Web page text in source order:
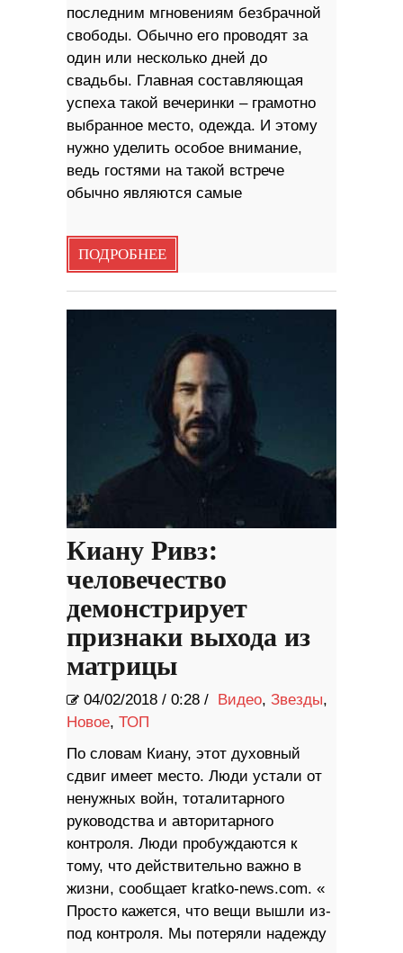
последним мгновениям безбрачной
свободы. Обычно его проводят за
один или несколько дней до
свадьбы. Главная составляющая
успеха такой вечеринки – грамотно
выбранное место, одежда. И этому
нужно уделить особое внимание,
ведь гостями на такой встрече
обычно являются самые
ПОДРОБНЕЕ
Киану Ривз:
человечество
демонстрирует
признаки выхода из
матрицы
04/02/2018 / 0:28 / Видео, Звезды,
Новое, ТОП
По словам Киану, этот духовный
сдвиг имеет место. Люди устали от
ненужных войн, тоталитарного
руководства и авторитарного
контроля. Люди пробуждаются к
тому, что действительно важно в
жизни, сообщает kratko-news.com. «
Просто кажется, что вещи вышли из-
под контроля. Мы потеряли надежду